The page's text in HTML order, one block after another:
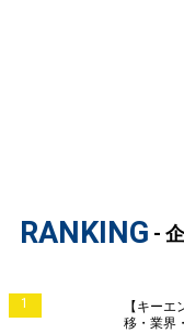
RANKING -
1
【キー
移・業界